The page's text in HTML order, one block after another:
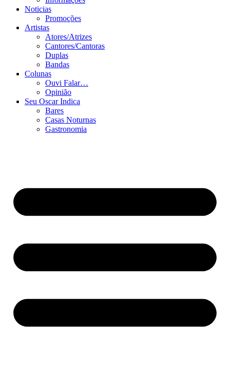
Noticias
Promoções
Artistas
Atores/Atrizes
Cantores/Cantoras
Duplas
Bandas
Colunas
Ouvi Falar…
Opinião
Seu Oscar Indica
Bares
Casas Noturnas
Gastronomia